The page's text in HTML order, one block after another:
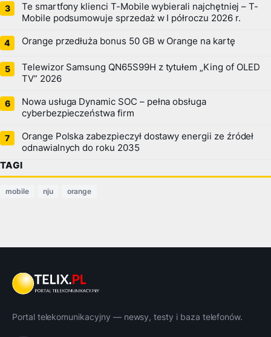
Te smartfony klienci T-Mobile wybierali najchętniej – T-
Mobile podsumowuje sprzedaż w I półroczu 2026 r.
Orange przedłuża bonus 50 GB w Orange na kartę
Telewizor Samsung QN65S99H z tytułem „King of OLED
TV” 2026
Nowa usługa Dynamic SOC – pełna obsługa
cyberbezpieczeństwa firm
Orange Polska zabezpieczył dostawy energii ze źródeł
odnawialnych do roku 2035
TAGI
mobile nju orange
Portal telekomunikacyjny — newsy, testy i baza telefonów.